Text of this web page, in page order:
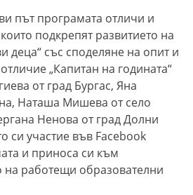
път програмата отличи и
подкрепят развитието на
деца“ със споделяне на опит и
„Капитан на годината“
от град Бургас, Яна
Наташа Мишева от село
Ненова от град Долни
си участие във Facebook
и приноса си към
на работещи образователни